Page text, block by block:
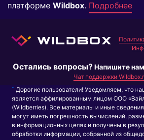
платформе Wildbox. Подробнее
Остались вопросы?Напишите
Чат поддержки
* Дорогие пользователи! Уведомляем, что
является аффилированным лицом ООО
(Wildberries). Все материалы и иные
могут иметь погрешность вычислений,
в информационных целях и получены в
обработки информации, собранной из